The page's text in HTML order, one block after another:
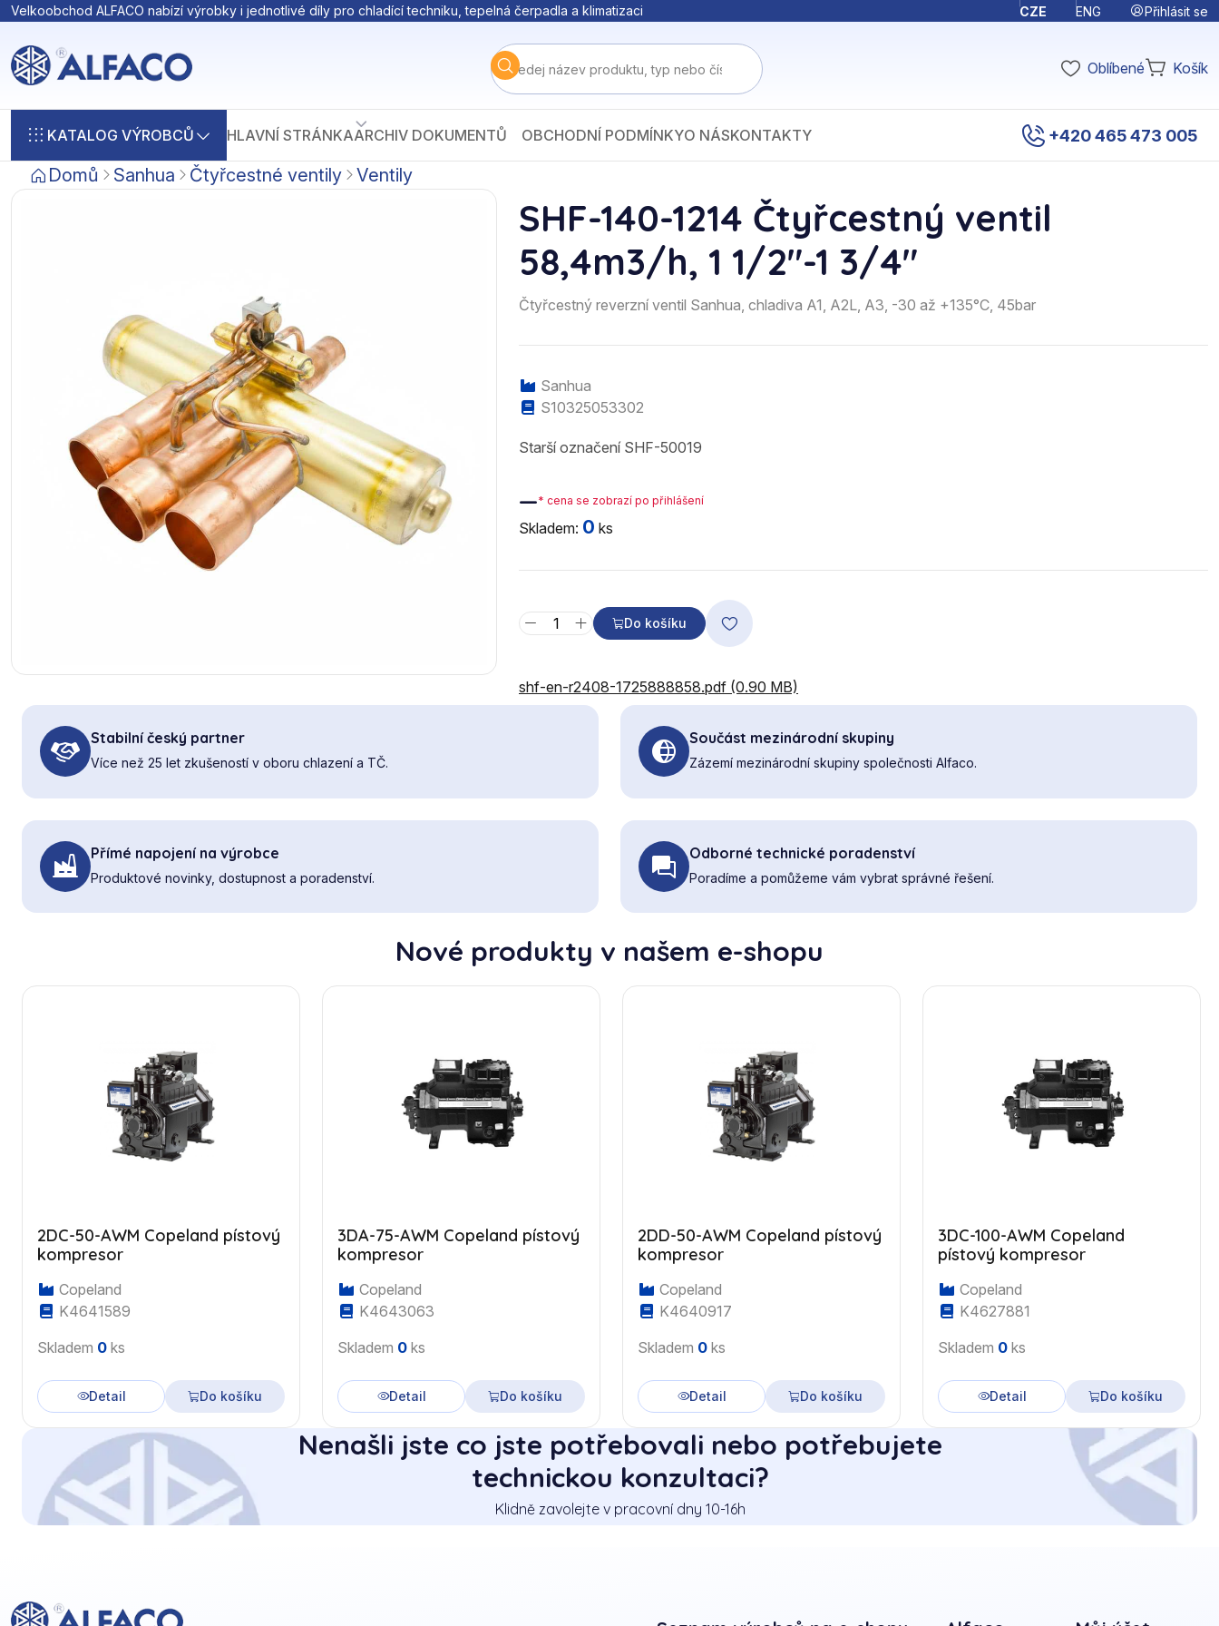
Velkoobchod ALFACO nabízí výrobky i jednotlivé díly pro chladící techniku, tepelná čerpadla a klimatizaci CZE ENG Přihlásit se
Oblíbené Košík
KATALOG VÝROBCŮ HLAVNÍ STRÁNKAARCHIV DOKUMENTŮ OBCHODNÍ PODMÍNKYO NÁSKONTAKTY +420 465 473 005
Domů Sanhua Čtyřcestné ventily Ventily
SHF-140-1214 Čtyřcestný ventil
58,4m3/h, 1 1/2"-1 3/4"
Čtyřcestný reverzní ventil Sanhua, chladiva A1, A2L, A3, -30 až +135°C, 45bar
Sanhua
S10325053302
Starší označení SHF-50019
—* cena se zobrazí po přihlášení
Skladem: 0 ks
Do košíku
shf-en-r2408-1725888858.pdf (0.90 MB)
Stabilní český partner
Více než 25 let zkušeností v oboru chlazení a TČ.
Součást mezinárodní skupiny
Zázemí mezinárodní skupiny společnosti Alfaco.
Přímé napojení na výrobce
Produktové novinky, dostupnost a poradenství.
Odborné technické poradenství
Poradíme a pomůžeme vám vybrat správné řešení.
Nové produkty v našem e-shopu
2DC-50-AWM Copeland pístový
kompresor
Copeland
K4641589
Skladem 0 ks
Detail Do košíku
3DA-75-AWM Copeland pístový
kompresor
Copeland
K4643063
Skladem 0 ks
Detail Do košíku
2DD-50-AWM Copeland pístový
kompresor
Copeland
K4640917
Skladem 0 ks
Detail Do košíku
3DC-100-AWM Copeland
pístový kompresor
Copeland
K4627881
Skladem 0 ks
Detail Do košíku
Nenašli jste co jste potřebovali nebo potřebujete
technickou konzultaci?
Klidně zavolejte v pracovní dny 10-16h